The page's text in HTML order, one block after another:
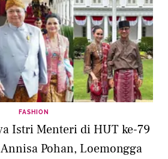
FASHION
Istri Menteri di HUT ke-79
Pohan, Loemongga